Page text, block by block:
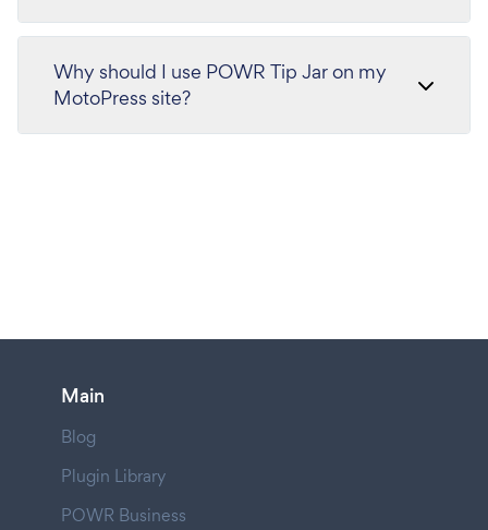
Why should I use POWR Tip Jar on my
MotoPress site?
Main
Blog
Plugin Library
POWR Business